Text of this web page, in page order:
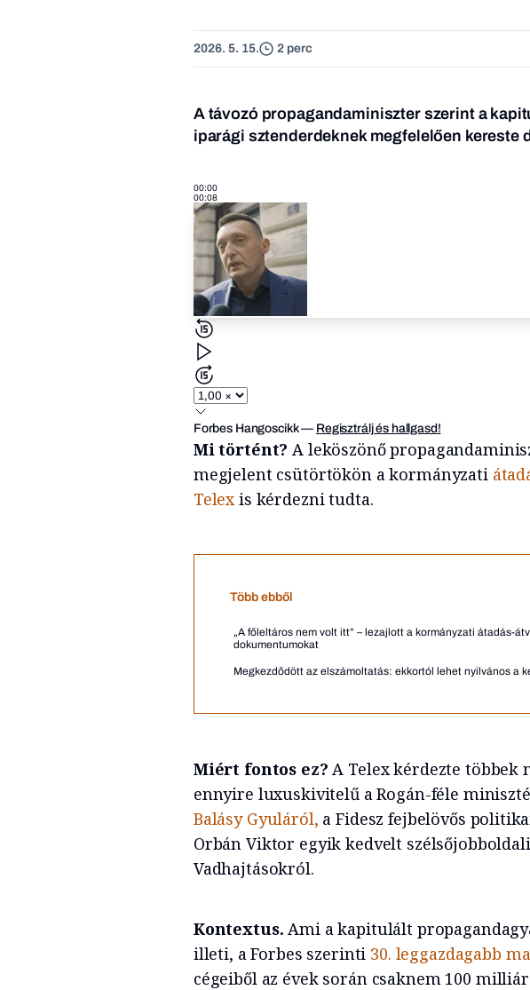
2026. 5. 15. 2 perc
A távozó propagandaminiszter szerint a
iparági sztenderdeknek megfelelően kereste
00:00
00:08
Forbes Hangoscikk— Regisztrálj és hallgasd!
Mi történt? A leköszönő
megjelent csütörtökön a kormányzati
Telex is kérdezni tudta.
Több ebből
„A főleltáros nem volt itt” – lezajlott a kormányzati átadás-
dokumentumokat
Megkezdődött az elszámoltatás: ekkortól lehet nyilvános a
Miért fontos ez? A Telex kérdezte
ennyire luxuskivitelű a Rogán-féle
Balásy Gyuláról, a Fidesz fejbelövős
Orbán Viktor egyik kedvelt
Vadhajtásokról.
Kontextus. Ami a kapitulált
illeti, a Forbes szerinti 30. leggazdagabb
cégeiből az évek során csaknem 100